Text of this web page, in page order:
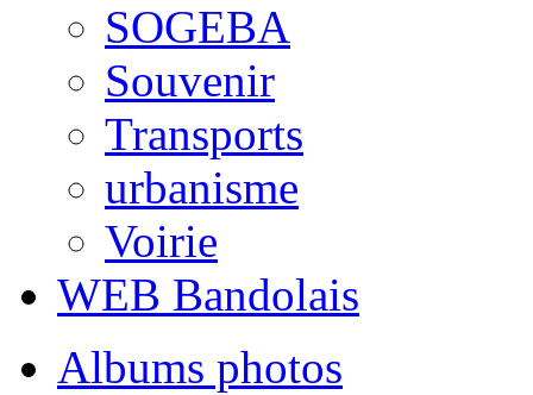
SOGEBA
Souvenir
Transports
urbanisme
Voirie
WEB Bandolais
Albums photos